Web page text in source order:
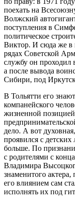
поехать на
Волжский
поступления в
политическое
Виктор. И сюда же в
рядах Советской
службу он проходил
а после вывода
Сибири, под
В Тольятти его
компанейского
жизненной
дело. А вот
проявился с детских
больше. По
с родителями с
Владимира
знаменитого
его влиянием сам
исполнять их под